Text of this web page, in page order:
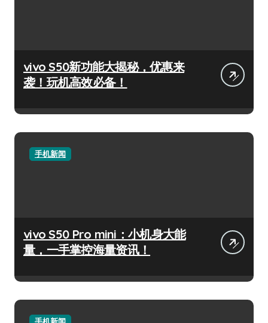
vivo S50新功能大揭秘，优惠来
袭！玩机高效必备！
手机新闻
vivo S50 Pro mini：小机身大能
量，一手掌控海量资讯！